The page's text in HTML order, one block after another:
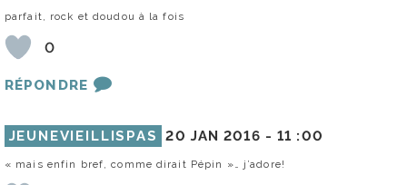
parfait, rock et doudou à la fois
0
RÉPONDRE
JEUNEVIEILLISPAS 20 JAN 2016 -11 :00
« mais enfin bref, comme dirait Pépin »… j’adore!